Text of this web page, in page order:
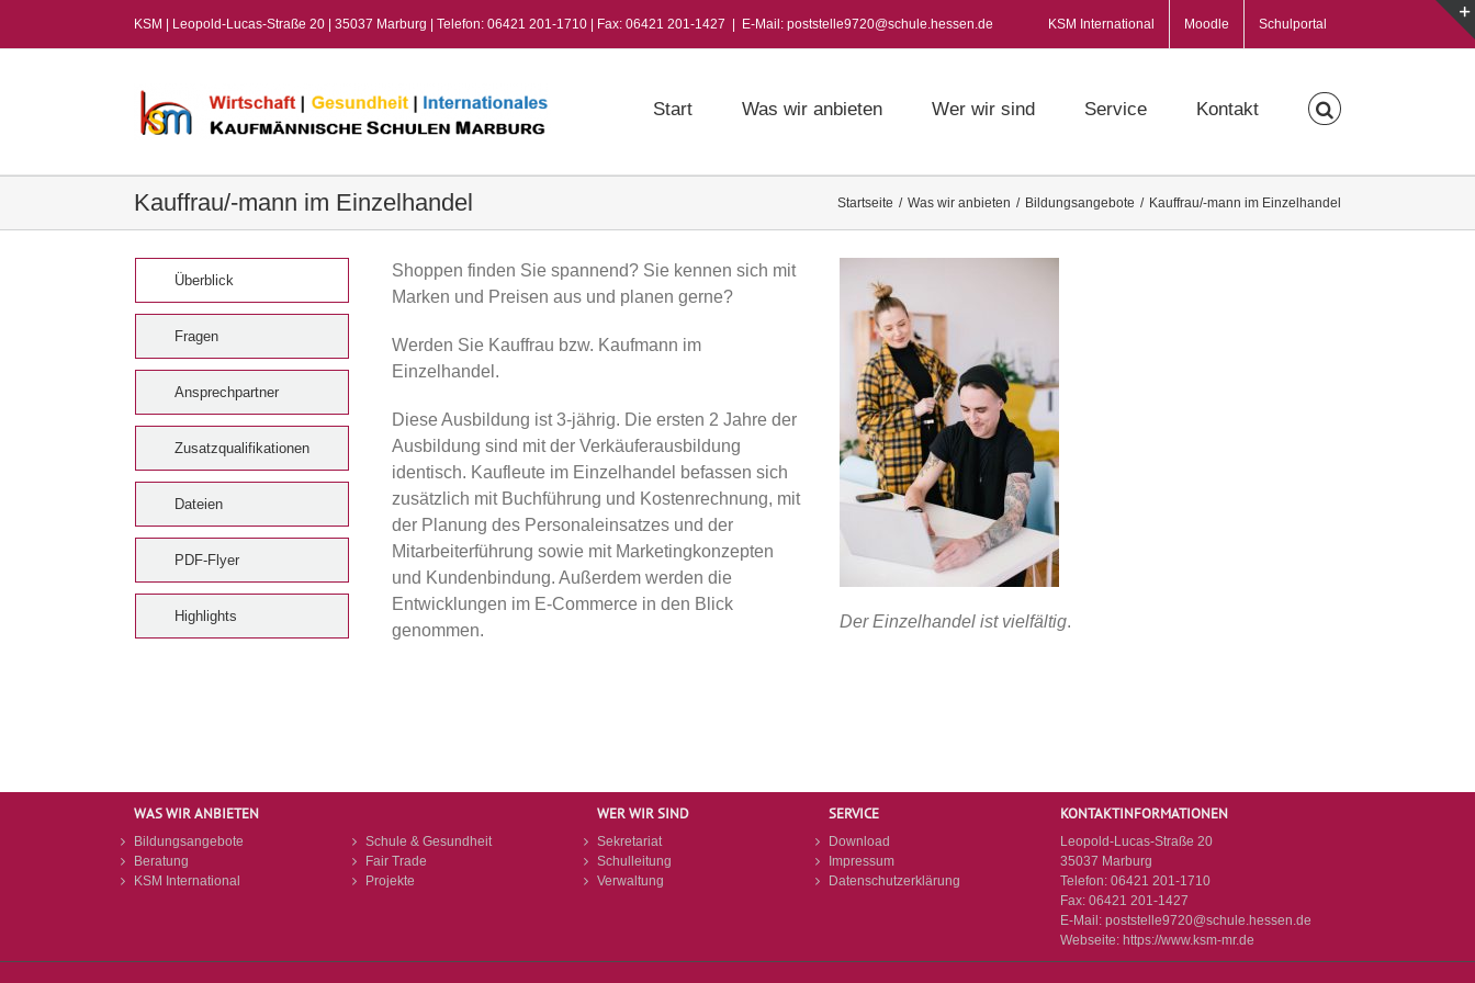
KSM | Leopold-Lucas-Straße 20 | 35037 Marburg | Telefon: 06421 201-1710 | Fax: 06421 201-1427 E-Mail: poststelle9720@schule.hessen.de KSM International Moodle Schulportal
Start Was wir anbieten Wer wir sind Service Kontakt
Kauffrau/-mann im Einzelhandel Startseite / Was wir anbieten / Bildungsangebote / Kauffrau/-mann im Einzelhandel
Überblick
Fragen
Ansprechpartner
Zusatzqualifikationen
Dateien
PDF-Flyer
Highlights
Shoppen finden Sie spannend? Sie kennen sich mit
Marken und Preisen aus und planen gerne?
Werden Sie Kauffrau bzw. Kaufmann im
Einzelhandel.
Diese Ausbildung ist 3-jährig. Die ersten 2 Jahre der
Ausbildung sind mit der Verkäuferausbildung
identisch. Kaufleute im Einzelhandel befassen sich
zusätzlich mit Buchführung und Kostenrechnung, mit
der Planung des Personaleinsatzes und der
Mitarbeiterführung sowie mit Marketingkonzepten
und Kundenbindung. Außerdem werden die
Entwicklungen im E-Commerce in den Blick
genommen.
Der Einzelhandel ist vielfältig.
WAS WIR ANBIETEN
Bildungsangebote
Beratung
KSM International
Schule & Gesundheit
Fair Trade
Projekte
WER WIR SIND
Sekretariat
Schulleitung
Verwaltung
SERVICE
Download
Impressum
Datenschutzerklärung
KONTAKTINFORMATIONEN
Leopold-Lucas-Straße 20
35037 Marburg
Telefon: 06421 201-1710
Fax: 06421 201-1427
E-Mail: poststelle9720@schule.hessen.de
Webseite: https://www.ksm-mr.de